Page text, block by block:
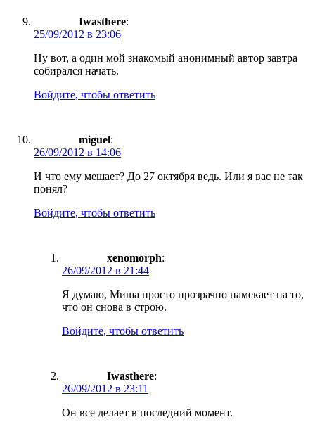
Iwasthere:
25/09/2012 в 23:06
Ну вот, а один мой знакомый анонимный автор завтра
собирался начать.
Войдите, чтобы ответить
miguel:
26/09/2012 в 14:06
И что ему мешает? До 27 октября ведь. Или я вас не так
понял?
Войдите, чтобы ответить
xenomorph:
26/09/2012 в 21:44
Я думаю, Миша просто прозрачно намекает на то,
что он снова в строю.
Войдите, чтобы ответить
Iwasthere:
26/09/2012 в 23:11
Он все делает в последний момент.